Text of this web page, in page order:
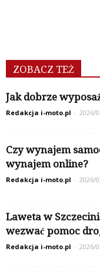
ZOBACZ TEŻ
Jak dobrze
Redakcja i-moto.pl - 2026/
Czy wynajem
wynajem online?
Redakcja i-moto.pl - 2026/
Laweta w
wezwać pomoc
Redakcja i-moto.pl - 2026/